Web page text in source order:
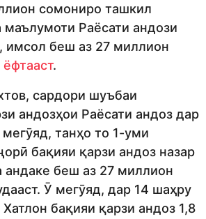
сомониро ташкил
Раёсати андози
имсол беш аз 27 миллион
.
сардори шуъбаи
андозҳои Раёсати андоз дар
танҳо то 1-уми
бақияи қарзи андоз назар
андаке беш аз 27 миллион
Ӯ мегӯяд, дар 14 шаҳру
бақияи қарзи андоз 1,8